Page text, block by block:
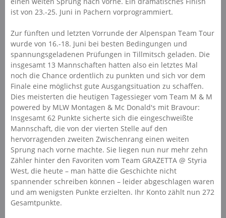
ist von 23.-25. Juni in Pachern vorprogrammiert.
Zur fünften und letzten Vorrunde der Alpenspan Team Tour
wurde von 16.-18. Juni bei besten Bedingungen und
spannungsgeladenen Prüfungen in Tillmitsch geladen. Die
insgesamt 13 Mannschaften hatten also ein letztes Mal
noch die Chance ordentlich zu punkten und sich vor dem
Finale eine möglichst gute Ausgangsituation zu schaffen.
Dies meisterten die heutigen Tagessieger vom Team M & M
powered by MLW Montagen & Mc Donald's mit Bravour:
Insgesamt 62 Punkte sicherte sich die eingeschweißte
Mannschaft, die von der vierten Stelle auf den
hervorragenden zweiten Zwischenrang einen weiten
Sprung nach vorne machte. Sie liegen nun nur mehr zehn
Zähler hinter den Favoriten vom Team GRAZETTA @ Styria
West, die heute – man hätte die Geschichte nicht
spannender schreiben können – leider abgeschlagen waren
und am wenigsten Punkte erzielten. Ihr Konto zählt nun 272
Gesamtpunkte.